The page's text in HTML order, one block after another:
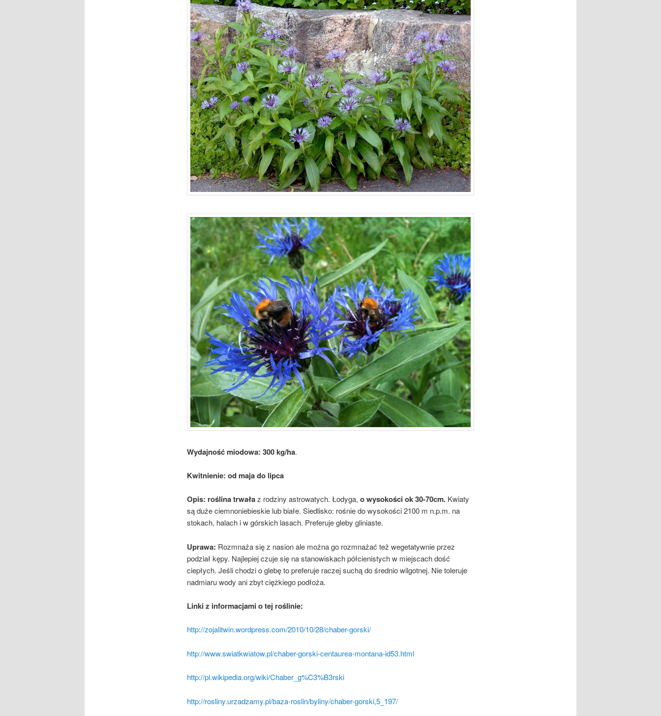
Wydajność miodowa: 300 kg/ha.
Kwitnienie: od maja do lipca
Opis: roślina trwałaz rodziny astrowatych. Łodyga, o wysokości ok 30-70cm. Kwiaty
są duże ciemnoniebieskie lub białe. Siedlisko: rośnie do wysokości 2100 m n.p.m. na
stokach, halach i w górskich lasach. Preferuje gleby gliniaste.
Uprawa: Rozmnaża się z nasion ale można go rozmnażać też wegetatywnie przez
podział kępy. Najlepiej czuje się na stanowiskach półcienistych w miejscach dość
ciepłych. Jeśli chodzi o glebę to preferuje raczej suchą do średnio wilgotnej. Nie toleruje
nadmiaru wody ani zbyt ciężkiego podłoża.
Linki z informacjami o tej roślinie:
http://zojalitwin.wordpress.com/2010/10/28/chaber-gorski/
http://www.swiatkwiatow.pl/chaber-gorski-centaurea-montana-id53.html
http://pl.wikipedia.org/wiki/Chaber_g%C3%B3rski
http://rosliny.urzadzamy.pl/baza-roslin/byliny/chaber-gorski,5_197/